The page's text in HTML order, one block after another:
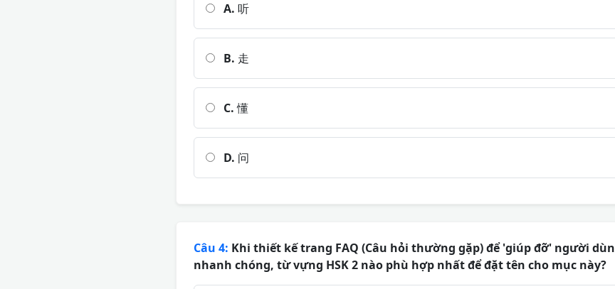
A. 听
B. 走
C.懂
D. 问
Câu 4: Khi thiết kế trang FAQ (Câu hỏi thường gặp) để 'giúp đỡ' người
nhanh chóng, từ vựng HSK 2 nào phù hợp nhất để đặt tên cho mục này?